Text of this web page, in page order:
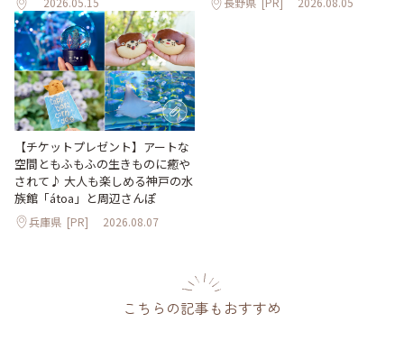
【チケットプレゼント】アートな
空間ともふもふの生きものに癒や
されて♪ 大人も楽しめる神戸の水
族館「átoa」と周辺さんぽ
兵庫県 [PR] 2026.08.07
こちらの記事もおすすめ